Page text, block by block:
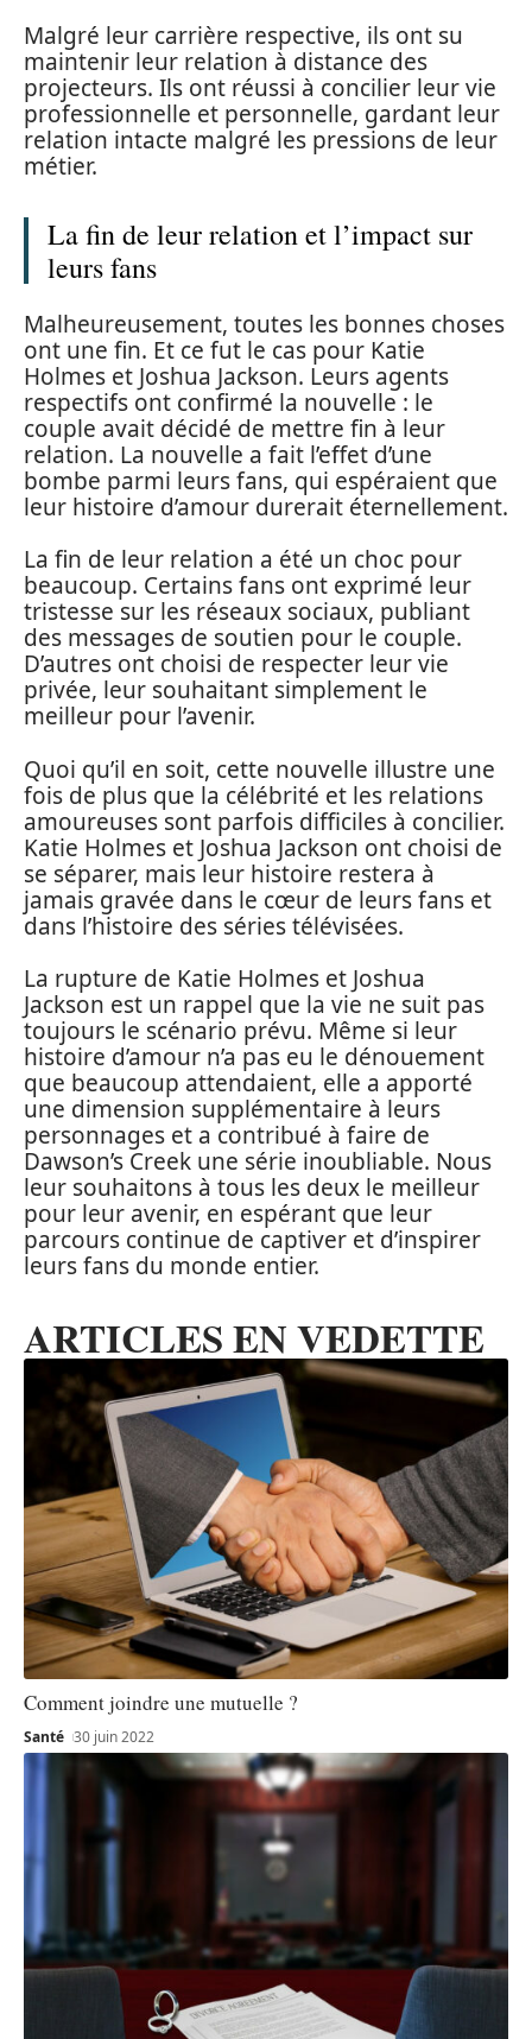
Malgré leur carrière respective, ils ont su
maintenir leur relation à distance des
projecteurs. Ils ont réussi à concilier leur vie
professionnelle et personnelle, gardant leur
relation intacte malgré les pressions de leur
métier.
La fin de leur relation et l’impact sur
leurs fans
Malheureusement, toutes les bonnes choses
ont une fin. Et ce fut le cas pour Katie
Holmes et Joshua Jackson. Leurs agents
respectifs ont confirmé la nouvelle : le
couple avait décidé de mettre fin à leur
relation. La nouvelle a fait l’effet d’une
bombe parmi leurs fans, qui espéraient que
leur histoire d’amour durerait éternellement.
La fin de leur relation a été un choc pour
beaucoup. Certains fans ont exprimé leur
tristesse sur les réseaux sociaux, publiant
des messages de soutien pour le couple.
D’autres ont choisi de respecter leur vie
privée, leur souhaitant simplement le
meilleur pour l’avenir.
Quoi qu’il en soit, cette nouvelle illustre une
fois de plus que la célébrité et les relations
amoureuses sont parfois difficiles à concilier.
Katie Holmes et Joshua Jackson ont choisi de
se séparer, mais leur histoire restera à
jamais gravée dans le cœur de leurs fans et
dans l’histoire des séries télévisées.
La rupture de Katie Holmes et Joshua
Jackson est un rappel que la vie ne suit pas
toujours le scénario prévu. Même si leur
histoire d’amour n’a pas eu le dénouement
que beaucoup attendaient, elle a apporté
une dimension supplémentaire à leurs
personnages et a contribué à faire de
Dawson’s Creek une série inoubliable. Nous
leur souhaitons à tous les deux le meilleur
pour leur avenir, en espérant que leur
parcours continue de captiver et d’inspirer
leurs fans du monde entier.
ARTICLES EN VEDETTE
Comment joindre une mutuelle ?
Santé 30 juin 2022